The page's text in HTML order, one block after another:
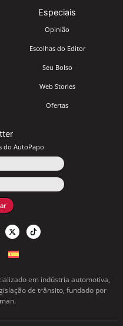
Especiais
Opinião
Escolhas do Editor
Seu Bolso
Web Stories
Ofertas
do AutoPapo
em indústria automotiva,
de trânsito, fundado por